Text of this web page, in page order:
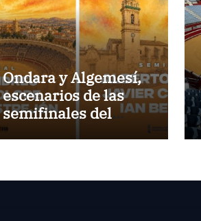
Ondara y Algemesí,
escenarios de las
semifinales del
Circuito Valenciano